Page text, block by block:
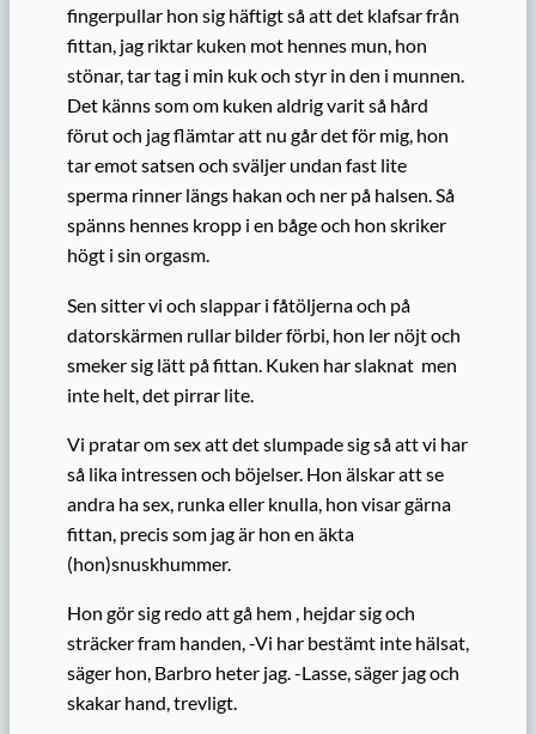
fingerpullar hon sig häftigt så att det klafsar från
fittan, jag riktar kuken mot hennes mun, hon
stönar, tar tag i min kuk och styr in den i munnen.
Det känns som om kuken aldrig varit så hård
förut och jag flämtar att nu går det för mig, hon
tar emot satsen och sväljer undan fast lite
sperma rinner längs hakan och ner på halsen. Så
spänns hennes kropp i en båge och hon skriker
högt i sin orgasm.
Sen sitter vi och slappar i fåtöljerna och på
datorskärmen rullar bilder förbi, hon ler nöjt och
smeker sig lätt på fittan. Kuken har slaknat men
inte helt, det pirrar lite.
Vi pratar om sex att det slumpade sig så att vi har
så lika intressen och böjelser. Hon älskar att se
andra ha sex, runka eller knulla, hon visar gärna
fittan, precis som jag är hon en äkta
(hon)snuskhummer.
Hon gör sig redo att gå hem , hejdar sig och
sträcker fram handen, -Vi har bestämt inte hälsat,
säger hon, Barbro heter jag. -Lasse, säger jag och
skakar hand, trevligt.